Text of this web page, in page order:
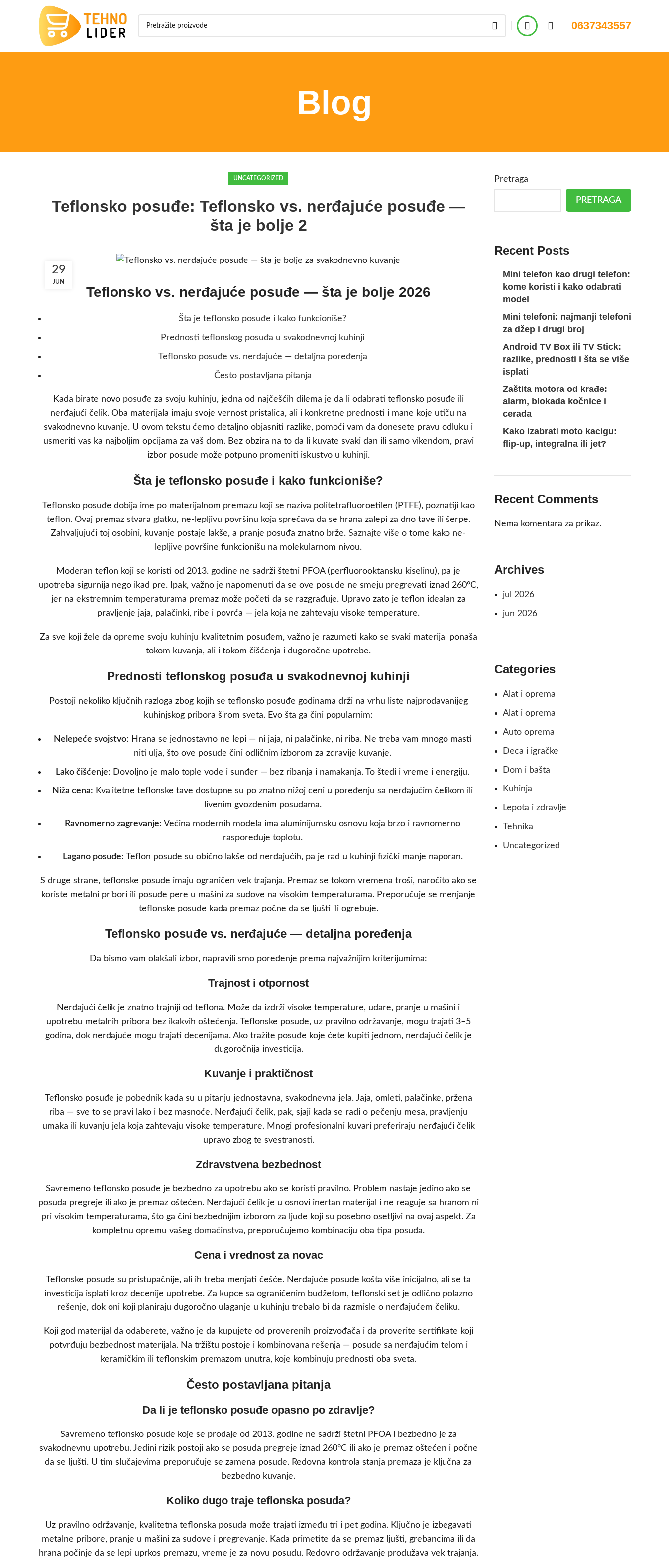
0637343557
Blog
UNCATEGORIZED
Teflonsko posuđe: Teflonsko vs. nerđajuće posuđe —
šta je bolje 2
29
JUN
Teflonsko vs. nerđajuće posuđe — šta je bolje 2026
Šta je teflonsko posuđe i kako funkcioniše?
Prednosti teflonskog posuđa u svakodnevnoj kuhinji
Teflonsko posuđe vs. nerđajuće — detaljna poređenja
Često postavljana pitanja
Kada birate novo posuđe za svoju kuhinju, jedna od najčešćih dilema je da li odabrati teflonsko posuđe ili
nerđajući čelik. Oba materijala imaju svoje vernost pristalica, ali i konkretne prednosti i mane koje utiču na
svakodnevno kuvanje. U ovom tekstu ćemo detaljno objasniti razlike, pomoći vam da donesete pravu odluku i
usmeriti vas ka najboljim opcijama za vaš dom. Bez obzira na to da li kuvate svaki dan ili samo vikendom, pravi
izbor posude može potpuno promeniti iskustvo u kuhinji.
Šta je teflonsko posuđe i kako funkcioniše?
Teflonsko posuđe dobija ime po materijalnom premazu koji se naziva politetrafluoroetilen (PTFE), poznatiji kao
teflon. Ovaj premaz stvara glatku, ne-lepljivu površinu koja sprečava da se hrana zalepi za dno tave ili šerpe.
Zahvaljujući toj osobini, kuvanje postaje lakše, a pranje posuđa znatno brže.Saznajte više o tome kako ne-
lepljive površine funkcionišu na molekularnom nivou.
Moderan teflon koji se koristi od 2013. godine ne sadrži štetni PFOA (perfluorooktansku kiselinu), pa je
upotreba sigurnija nego ikad pre. Ipak, važno je napomenuti da se ove posude ne smeju pregrevati iznad 260°C,
jer na ekstremnim temperaturama premaz može početi da se razgrađuje. Upravo zato je teflon idealan za
pravljenje jaja, palačinki, ribe i povrća — jela koja ne zahtevaju visoke temperature.
Za sve koji žele da opreme svoju kuhinju kvalitetnim posuđem, važno je razumeti kako se svaki materijal ponaša
tokom kuvanja, ali i tokom čišćenja i dugoročne upotrebe.
Prednosti teflonskog posuđa u svakodnevnoj kuhinji
Postoji nekoliko ključnih razloga zbog kojih se teflonsko posuđe godinama drži na vrhu liste najprodavanijeg
kuhinjskog pribora širom sveta. Evo šta ga čini popularnim:
Nelepeće svojstvo: Hrana se jednostavno ne lepi — ni jaja, ni palačinke, ni riba. Ne treba vam mnogo masti
niti ulja, što ove posude čini odličnim izborom za zdravije kuvanje.
Lako čišćenje: Dovoljno je malo tople vode i sunđer — bez ribanja i namakanja. To štedi i vreme i energiju.
Niža cena: Kvalitetne teflonske tave dostupne su po znatno nižoj ceni u poređenju sa nerđajućim čelikom ili
livenim gvozdenim posudama.
Ravnomerno zagrevanje: Većina modernih modela ima aluminijumsku osnovu koja brzo i ravnomerno
raspoređuje toplotu.
Lagano posuđe: Teflon posude su obično lakše od nerđajućih, pa je rad u kuhinji fizički manje naporan.
S druge strane, teflonske posude imaju ograničen vek trajanja. Premaz se tokom vremena troši, naročito ako se
koriste metalni pribori ili posuđe pere u mašini za sudove na visokim temperaturama. Preporučuje se menjanje
teflonske posude kada premaz počne da se ljušti ili ogrebuje.
Teflonsko posuđe vs. nerđajuće — detaljna poređenja
Da bismo vam olakšali izbor, napravili smo poređenje prema najvažnijim kriterijumima:
Trajnost i otpornost
Nerđajući čelik je znatno trajniji od teflona. Može da izdrži visoke temperature, udare, pranje u mašini i
upotrebu metalnih pribora bez ikakvih oštećenja. Teflonske posude, uz pravilno održavanje, mogu trajati 3–5
godina, dok nerđajuće mogu trajati decenijama. Ako tražite posuđe koje ćete kupiti jednom, nerđajući čelik je
dugoročnija investicija.
Kuvanje i praktičnost
Teflonsko posuđe je pobednik kada su u pitanju jednostavna, svakodnevna jela. Jaja, omleti, palačinke, pržena
riba — sve to se pravi lako i bez masnoće. Nerđajući čelik, pak, sjaji kada se radi o pečenju mesa, pravljenju
umaka ili kuvanju jela koja zahtevaju visoke temperature. Mnogi profesionalni kuvari preferiraju nerđajući čelik
upravo zbog te svestranosti.
Zdravstvena bezbednost
Savremeno teflonsko posuđe je bezbedno za upotrebu ako se koristi pravilno. Problem nastaje jedino ako se
posuda pregreje ili ako je premaz oštećen. Nerđajući čelik je u osnovi inertan materijal i ne reaguje sa hranom ni
pri visokim temperaturama, što ga čini bezbednijim izborom za ljude koji su posebno osetljivi na ovaj aspekt. Za
kompletnu opremu vašegdomaćinstva, preporučujemo kombinaciju oba tipa posuđa.
Cena i vrednost za novac
Teflonske posude su pristupačnije, ali ih treba menjati češće. Nerđajuće posude košta više inicijalno, ali se ta
investicija isplati kroz decenije upotrebe. Za kupce sa ograničenim budžetom, teflonski set je odlično polazno
rešenje, dok oni koji planiraju dugoročno ulaganje u kuhinju trebalo bi da razmisle o nerđajućem čeliku.
Koji god materijal da odaberete, važno je da kupujete od proverenih proizvođača i da proverite sertifikate koji
potvrđuju bezbednost materijala. Na tržištu postoje i kombinovana rešenja — posude sa nerđajućim telom i
keramičkim ili teflonskim premazom unutra, koje kombinuju prednosti oba sveta.
Često postavljana pitanja
Da li je teflonsko posuđe opasno po zdravlje?
Savremeno teflonsko posuđe koje se prodaje od 2013. godine ne sadrži štetni PFOA i bezbedno je za
svakodnevnu upotrebu. Jedini rizik postoji ako se posuda pregreje iznad 260°C ili ako je premaz oštećen i počne
da se ljušti. U tim slučajevima preporučuje se zamena posude. Redovna kontrola stanja premaza je ključna za
bezbedno kuvanje.
Koliko dugo traje teflonska posuda?
Uz pravilno održavanje, kvalitetna teflonska posuda može trajati između tri i pet godina. Ključno je izbegavati
metalne pribore, pranje u mašini za sudove i pregrevanje. Kada primetite da se premaz ljušti, grebancima ili da
hrana počinje da se lepi uprkos premazu, vreme je za novu posudu. Redovno održavanje produžava vek trajanja.
Pretraga
PRETRAGA
Recent Posts
Mini telefon kao drugi telefon:
kome koristi i kako odabrati
model
Mini telefoni: najmanji telefoni
za džep i drugi broj
Android TV Box ili TV Stick:
razlike, prednosti i šta se više
isplati
Zaštita motora od krađe:
alarm, blokada kočnice i
cerada
Kako izabrati moto kacigu:
flip-up, integralna ili jet?
Recent Comments
Nema komentara za prikaz.
Archives
jul 2026
jun 2026
Categories
Alat i oprema
Alat i oprema
Auto oprema
Deca i igračke
Dom i bašta
Kuhinja
Lepota i zdravlje
Tehnika
Uncategorized